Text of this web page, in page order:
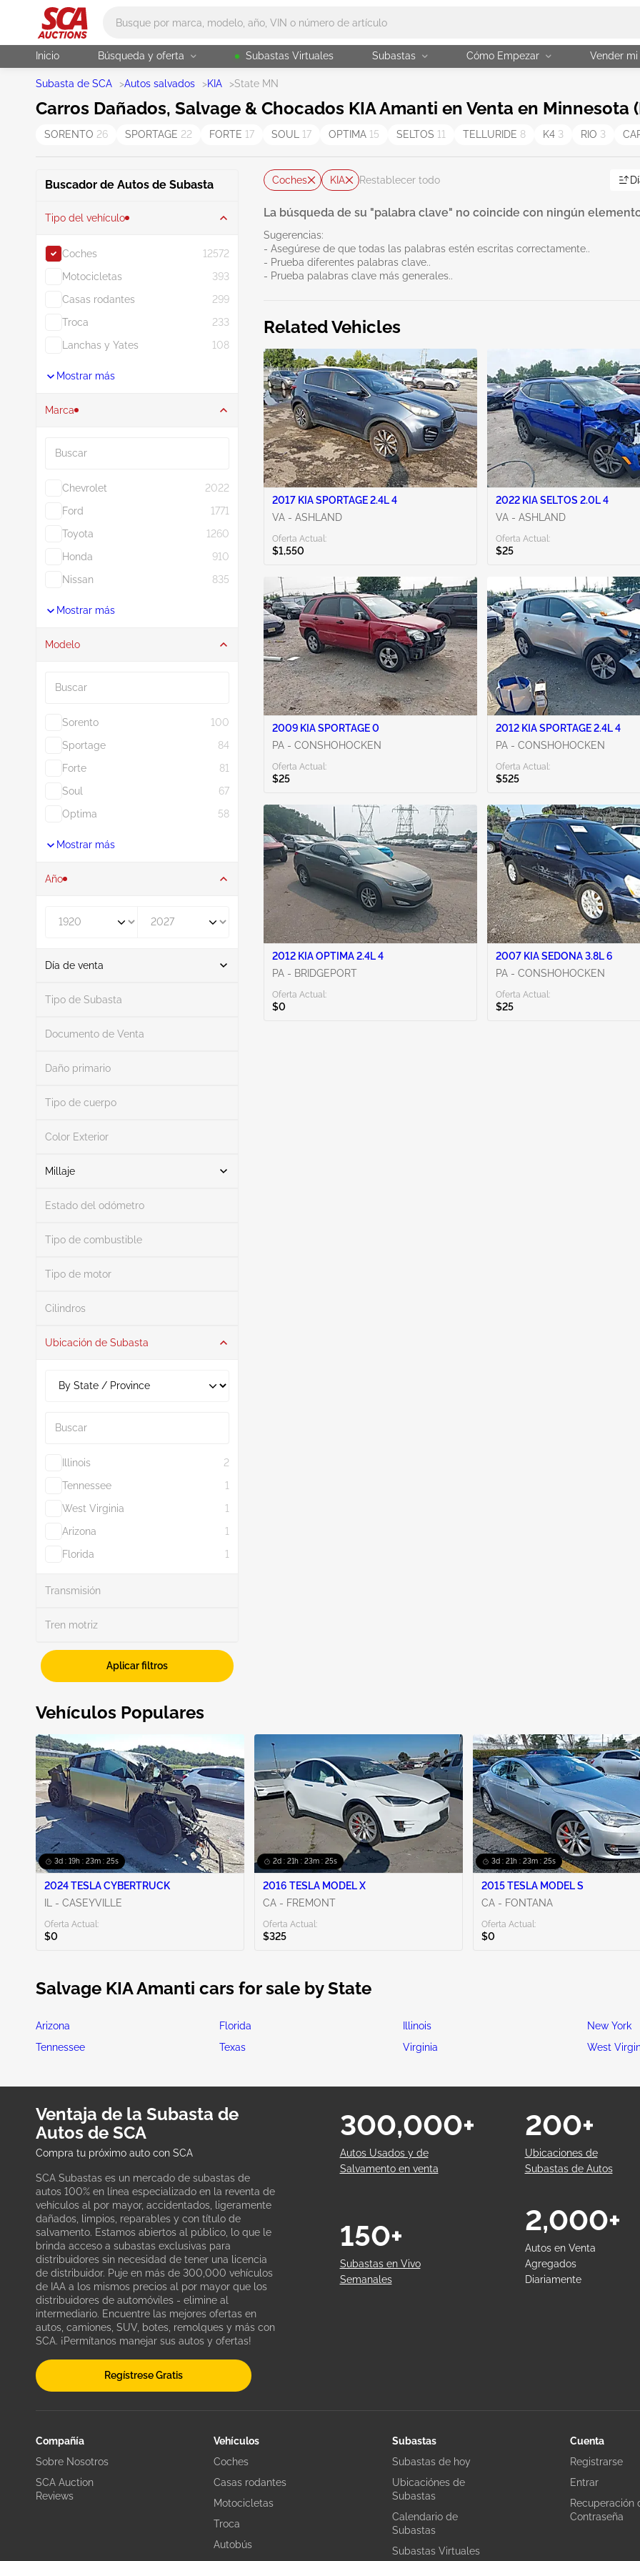
Inicio Búsqueda y oferta Subastas Virtuales Subastas Cómo Empezar Vender
Subasta de SCA >Autos salvados >KIA >State MN
Carros Dañados, Salvage & Chocados KIA Amanti en Venta en Minnesota
SORENTO 26 SPORTAGE 22 FORTE 17 SOUL 17 OPTIMA 15 SELTOS 11 TELLURIDE 8 K4 3 RIO 3
Buscador de Autos de Subasta
Tipo del vehículo
Coches
12572
Motocicletas
393
Casas rodantes
299
Troca
233
Lanchas y Yates
108
Mostrar más
Marca
Chevrolet
2022
Ford
1771
Toyota
1260
Honda
910
Nissan
835
Mostrar más
Modelo
Sorento
100
Sportage
84
Forte
81
Soul
67
Optima
58
Mostrar más
Año
Día de venta
De
Tipo de Subasta
Documento de Venta
Daño primario
Tipo de cuerpo
Color Exterior
Millaje
Estado del odómetro
Tipo de combustible
Tipo de motor
Cilindros
Ubicación de Subasta
Illinois
2
Tennessee
1
West Virginia
1
Arizona
1
Florida
1
Mostrar más
Transmisión
Tren motriz
Aplicar filtros
Coches KIA Restablecer todo
La búsqueda de su "palabra clave" no coincide con ningún
Sugerencias:
- Asegúrese de que todas las palabras estén escritas correctamente..
- Prueba diferentes palabras clave..
- Prueba palabras clave más generales..
Related Vehicles
2017 KIA SPORTAGE 2.4L 4
VA - ASHLAND
Oferta Actual:
$1,550
2022 KIA SELTOS 2.0L 4
VA - ASHLAND
Oferta Actual:
$25
2009 KIA SPORTAGE 0
PA - CONSHOHOCKEN
Oferta Actual:
$25
2012 KIA SPORTAGE 2.4L 4
PA - CONSHOHOCKEN
Oferta Actual:
$525
2012 KIA OPTIMA 2.4L 4
PA - BRIDGEPORT
Oferta Actual:
$0
2007 KIA SEDONA 3.8L 6
PA - CONSHOHOCKEN
Oferta Actual:
$25
Vehículos Populares
3d : 19h : 23m : 24s
2024 TESLA CYBERTRUCK
IL - CASEYVILLE
Oferta Actual:
$0
2d : 21h : 23m : 24s
2016 TESLA MODEL X
CA - FREMONT
Oferta Actual:
$325
3d : 21h : 23m : 24s
2015 TESLA MODEL S
CA - FONTANA
Oferta Actual:
$0
Salvage KIA Amanti cars for sale by State
Arizona Florida Illinois New York
Tennessee
Texas Virginia West
Ventaja de la Subasta de
Autos de SCA
Compra tu próximo auto con SCA
SCA Subastas es un mercado de subastas de
autos 100% en línea especializado en la reventa de
vehículos al por mayor, accidentados, ligeramente
dañados, limpios, reparables y con título de
salvamento. Estamos abiertos al público, lo que le
brinda acceso a subastas exclusivas para
distribuidores sin necesidad de tener una licencia
de distribuidor. Puje en más de 300,000 vehículos
de IAA a los mismos precios al por mayor que los
distribuidores de automóviles - elimine al
intermediario. Encuentre las mejores ofertas en
autos, camiones, SUV, botes, remolques y más con
SCA. ¡Permítanos manejar sus autos y ofertas!
Regístrese Gratis
Autos Usados y de
Salvamento en venta
300,000+
Ubicaciones de
Subastas de Autos
200+
Subastas en Vivo
Semanales
150+
Autos en Venta
Agregados
Diariamente
2,000+
Compañía
Sobre Nosotros
SCA Auction
Reviews
Vehículos
Coches
Casas rodantes
Motocicletas
Troca
Autobús
Subastas
Subastas de hoy
Ubicaciónes de
Subastas
Calendario de
Subastas
Subastas Virtuales
Cuenta
Registrarse
Entrar
Recuperación
Contraseña